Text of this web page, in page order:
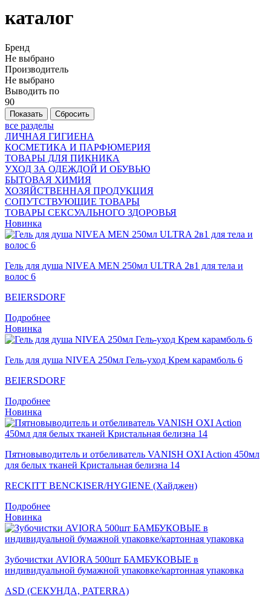
каталог
Бренд
Не выбрано
Производитель
Не выбрано
Выводить по
90
все разделы
ЛИЧНАЯ ГИГИЕНА
КОСМЕТИКА И ПАРФЮМЕРИЯ
ТОВАРЫ ДЛЯ ПИКНИКА
УХОД ЗА ОДЕЖДОЙ И ОБУВЬЮ
БЫТОВАЯ ХИМИЯ
ХОЗЯЙСТВЕННАЯ ПРОДУКЦИЯ
СОПУТСТВУЮЩИЕ ТОВАРЫ
ТОВАРЫ СЕКСУАЛЬНОГО ЗДОРОВЬЯ
Новинка
Гель для душа NIVEA MEN 250мл ULTRA 2в1 для тела и
волос 6
BEIERSDORF
Подробнее
Новинка
Гель для душа NIVEA 250мл Гель-уход Крем карамболь 6
BEIERSDORF
Подробнее
Новинка
Пятновыводитель и отбеливатель VANISH OXI Action 450мл
для белых тканей Кристальная белизна 14
RECKITT BENCKISER/HYGIENE (Хайджен)
Подробнее
Новинка
Зубочистки AVIORA 500шт БАМБУКОВЫЕ в
индивидуальной бумажной упаковке/картонная упаковка
ASD (СЕКУНДА, PATERRA)